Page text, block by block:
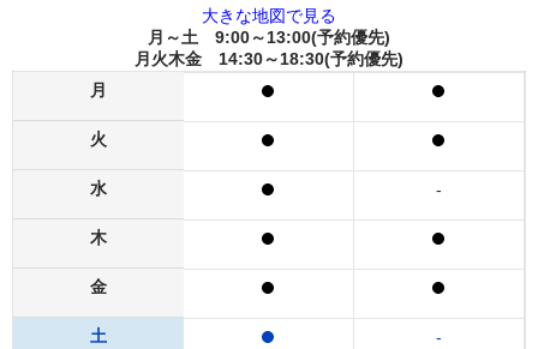
大きな地図で見る
月～土 9:00～13:00(予約優先)
月火木金 14:30～18:30(予約優先)
月
火
水
木
金
土
-
-